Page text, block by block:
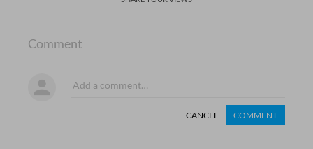
Comment
CANCEL COMMENT